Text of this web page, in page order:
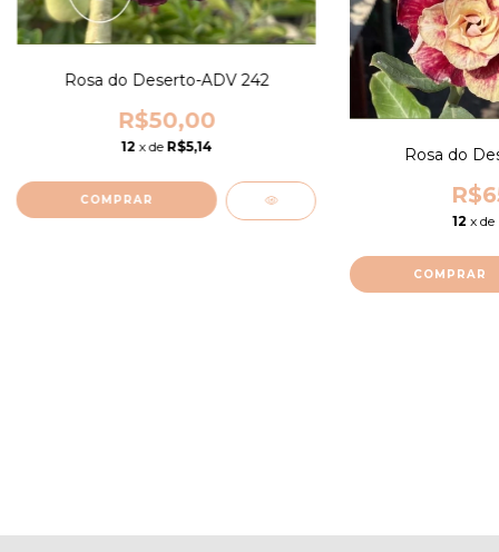
Rosa do Deserto-ADV 242
R$50,00
12 x de R$5,14 Rosa do
12 x de